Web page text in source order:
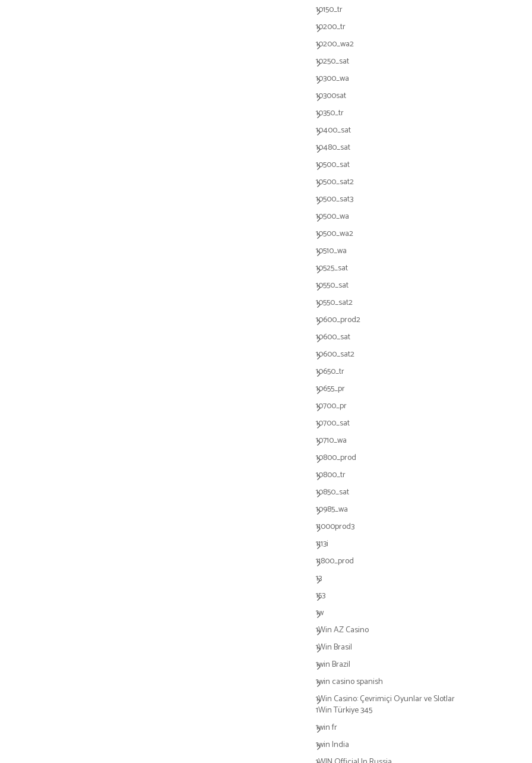
10150_tr
10200_tr
10200_wa2
10250_sat
10300_wa
10300sat
10350_tr
10400_sat
10480_sat
10500_sat
10500_sat2
10500_sat3
10500_wa
10500_wa2
10510_wa
10525_sat
10550_sat
10550_sat2
10600_prod2
10600_sat
10600_sat2
10650_tr
10655_pr
10700_pr
10700_sat
10710_wa
10800_prod
10800_tr
10850_sat
10985_wa
11000prod3
1113i
11800_prod
13
153
1w
1Win AZ Casino
1Win Brasil
1win Brazil
1win casino spanish
1Win Casino: Çevrimiçi Oyunlar ve Slotlar
1Win Türkiye 345
1win fr
1win India